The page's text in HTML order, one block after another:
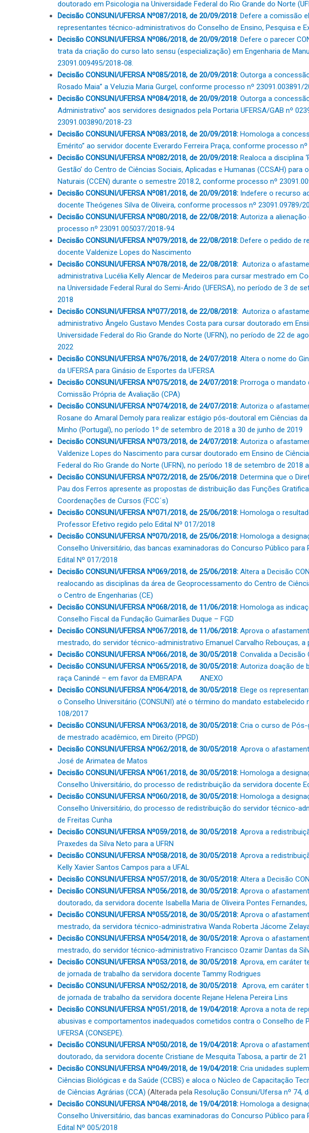
doutorado em Psicologia na Universidade Federal do Rio Grande do Norte
Decisão CONSUNI/UFERSA Nº087/2018, de 20/09/2018: Defere a comissão
representantes técnico-administrativos do Conselho de Ensino, Pesquisa e
Decisão CONSUNI/UFERSA Nº086/2018, de 20/09/2018: Defere o parecer
trata da criação do curso lato sensu (especialização) em Engenharia de
23091.009495/2018-08.
Decisão CONSUNI/UFERSA Nº085/2018, de 20/09/2018: Outorga a
Rosado Maia” a Veluzia Maria Gurgel, conforme processo nº 23091.003891/
Decisão CONSUNI/UFERSA Nº084/2018, de 20/09/2018: Outorga a
Administrativo” aos servidores designados pela Portaria UFERSA/GAB nº
23091.003890/2018-23
Decisão CONSUNI/UFERSA Nº083/2018, de 20/09/2018: Homologa a
Emérito” ao servidor docente Everardo Ferreira Praça, conforme processo
Decisão CONSUNI/UFERSA Nº082/2018, de 20/09/2018: Realoca a disciplina
Gestão’ do Centro de Ciências Sociais, Aplicadas e Humanas (CCSAH) para
Naturais (CCEN) durante o semestre 2018.2, conforme processo nº
Decisão CONSUNI/UFERSA Nº081/2018, de 20/09/2018: Indefere o recurso
docente Theógenes Silva de Oliveira, conforme processos nº 23091.09789/
Decisão CONSUNI/UFERSA Nº080/2018, de 22/08/2018: Autoriza a
processo nº 23091.005037/2018-94
Decisão CONSUNI/UFERSA Nº079/2018, de 22/08/2018: Defere o pedido de
docente Valdenize Lopes do Nascimento
Decisão CONSUNI/UFERSA Nº078/2018, de 22/08/2018: Autoriza o
administrativa Lucélia Kelly Alencar de Medeiros para cursar mestrado em
na Universidade Federal Rural do Semi-Árido (UFERSA), no período de 3 de
2018
Decisão CONSUNI/UFERSA Nº077/2018, de 22/08/2018: Autoriza o
administrativo Ângelo Gustavo Mendes Costa para cursar doutorado em
Universidade Federal do Rio Grande do Norte (UFRN), no período de 22 de
2022
Decisão CONSUNI/UFERSA Nº076/2018, de 24/07/2018: Altera o nome do
da UFERSA para Ginásio de Esportes da UFERSA
Decisão CONSUNI/UFERSA Nº075/2018, de 24/07/2018: Prorroga o mandato
Comissão Própria de Avaliação (CPA)
Decisão CONSUNI/UFERSA Nº074/2018, de 24/07/2018: Autoriza o
Rosane do Amaral Demoly para realizar estágio pós-doutoral em Ciências
Minho (Portugal), no período 1º de setembro de 2018 a 30 de junho de 2019
Decisão CONSUNI/UFERSA Nº073/2018, de 24/07/2018: Autoriza o
Valdenize Lopes do Nascimento para cursar doutorado em Ensino de
Federal do Rio Grande do Norte (UFRN), no período 18 de setembro de 2018
Decisão CONSUNI/UFERSA Nº072/2018, de 25/06/2018: Determina que o
Pau dos Ferros apresente as propostas de distribuição das Funções
Coordenações de Cursos (FCC´s)
Decisão CONSUNI/UFERSA Nº071/2018, de 25/06/2018: Homologa o
Professor Efetivo regido pelo Edital Nº 017/2018
Decisão CONSUNI/UFERSA Nº070/2018, de 25/06/2018: Homologa a
Conselho Universitário, das bancas examinadoras do Concurso Público
Edital Nº 017/2018
Decisão CONSUNI/UFERSA Nº069/2018, de 25/06/2018: Altera a Decisão
realocando as disciplinas da área de Geoprocessamento do Centro de
o Centro de Engenharias (CE)
Decisão CONSUNI/UFERSA Nº068/2018, de 11/06/2018: Homologa as
Conselho Fiscal da Fundação Guimarães Duque – FGD
Decisão CONSUNI/UFERSA Nº067/2018, de 11/06/2018: Aprova o
mestrado, do servidor técnico-administrativo Emanuel Carvalho Rebouças, a
Decisão CONSUNI/UFERSA Nº066/2018, de 30/05/2018: Convalida a Decisão
Decisão CONSUNI/UFERSA Nº065/2018, de 30/05/2018: Autoriza doação de
raça Canindé – em favor da EMBRAPA
ANEXO
Decisão CONSUNI/UFERSA Nº064/2018, de 30/05/2018: Elege os
o Conselho Universitário (CONSUNI) até o término do mandato estabelecido
108/2017
Decisão CONSUNI/UFERSA Nº063/2018, de 30/05/2018: Cria o curso de
de mestrado acadêmico, em Direito (PPGD)
Decisão CONSUNI/UFERSA Nº062/2018, de 30/05/2018: Aprova o
José de Arimatea de Matos
Decisão CONSUNI/UFERSA Nº061/2018, de 30/05/2018: Homologa a
Conselho Universitário, do processo de redistribuição da servidora docente
Decisão CONSUNI/UFERSA Nº060/2018, de 30/05/2018: Homologa a
Conselho Universitário, do processo de redistribuição do servidor técnico-
de Freitas Cunha
Decisão CONSUNI/UFERSA Nº059/2018, de 30/05/2018: Aprova a
Praxedes da Silva Neto para a UFRN
Decisão CONSUNI/UFERSA Nº058/2018, de 30/05/2018: Aprova a
Kelly Xavier Santos Campos para a UFAL
Decisão CONSUNI/UFERSA Nº057/2018, de 30/05/2018: Altera a Decisão
Decisão CONSUNI/UFERSA Nº056/2018, de 30/05/2018: Aprova o
doutorado, da servidora docente Isabella Maria de Oliveira Pontes
Decisão CONSUNI/UFERSA Nº055/2018, de 30/05/2018: Aprova o
mestrado, da servidora técnico-administrativa Wanda Roberta Jácome
Decisão CONSUNI/UFERSA Nº054/2018, de 30/05/2018: Aprova o
mestrado, do servidor técnico-administrativo Francisco Ozamir Dantas da
Decisão CONSUNI/UFERSA Nº053/2018, de 30/05/2018: Aprova, em caráter
de jornada de trabalho da servidora docente Tammy Rodrigues
Decisão CONSUNI/UFERSA Nº052/2018, de 30/05/2018: Aprova, em caráter
de jornada de trabalho da servidora docente Rejane Helena Pereira Lins
Decisão CONSUNI/UFERSA Nº051/2018, de 19/04/2018: Aprova a nota de
abusivas e comportamentos inadequados cometidos contra o Conselho de
UFERSA (CONSEPE).
Decisão CONSUNI/UFERSA Nº050/2018, de 19/04/2018: Aprova o
doutorado, da servidora docente Cristiane de Mesquita Tabosa, a partir de 21
Decisão CONSUNI/UFERSA Nº049/2018, de 19/04/2018: Cria unidades
Ciências Biológicas e da Saúde (CCBS) e aloca o Núcleo de Capacitação
de Ciências Agrárias (CCA) (Alterada pela Resolução Consuni/Ufersa nº 74,
Decisão CONSUNI/UFERSA Nº048/2018, de 19/04/2018: Homologa a
Conselho Universitário, das bancas examinadoras do Concurso Público
Edital Nº 005/2018